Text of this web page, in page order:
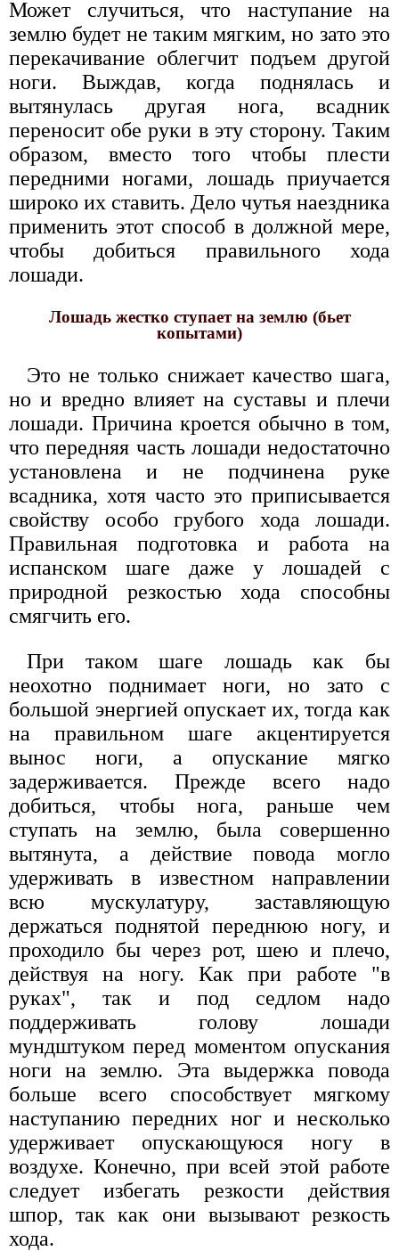
Может случиться, что наступание на
землю будет не таким мягким, но зато это
перекачивание облегчит подъем другой
ноги. Выждав, когда поднялась и
вытянулась другая нога, всадник
переносит обе руки в эту сторону. Таким
образом, вместо того чтобы плести
передними ногами, лошадь приучается
широко их ставить. Дело чутья наездника
применить этот способ в должной мере,
чтобы добиться правильного хода
лошади.
Лошадь жестко ступает на землю (бьет
копытами)
Это не только снижает качество шага,
но и вредно влияет на суставы и плечи
лошади. Причина кроется обычно в том,
что передняя часть лошади недостаточно
установлена и не подчинена руке
всадника, хотя часто это приписывается
свойству особо грубого хода лошади.
Правильная подготовка и работа на
испанском шаге даже у лошадей с
природной резкостью хода способны
смягчить его.
При таком шаге лошадь как бы
неохотно поднимает ноги, но зато с
большой энергией опускает их, тогда как
на правильном шаге акцентируется
вынос ноги, а опускание мягко
задерживается. Прежде всего надо
добиться, чтобы нога, раньше чем
ступать на землю, была совершенно
вытянута, а действие повода могло
удерживать в известном направлении
всю мускулатуру, заставляющую
держаться поднятой переднюю ногу, и
проходило бы через рот, шею и плечо,
действуя на ногу. Как при работе "в
руках", так и под седлом надо
поддерживать голову лошади
мундштуком перед моментом опускания
ноги на землю. Эта выдержка повода
больше всего способствует мягкому
наступанию передних ног и несколько
удерживает опускающуюся ногу в
воздухе. Конечно, при всей этой работе
следует избегать резкости действия
шпор, так как они вызывают резкость
хода.